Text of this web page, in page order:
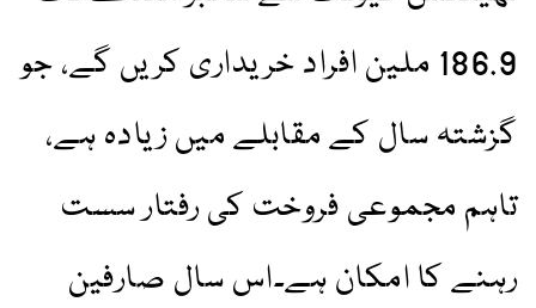
186.9 ملین افراد خریداری کریں گے، جو
گزشتہ سال کے مقابلے میں زیادہ ہے،
تاہم مجموعی فروخت کی رفتار سست
رہنے کا امکان ہے۔اس سال صارفین